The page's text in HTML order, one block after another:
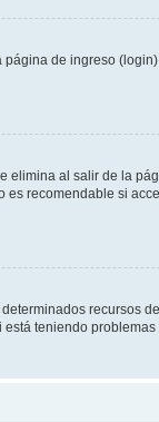
página de ingreso
al salir de la
recomendable si
recursos
teniendo